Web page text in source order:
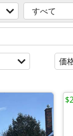
すべて
価